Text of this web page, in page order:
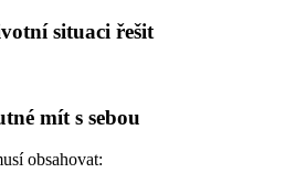
situaci řešit
mít s sebou
obsahovat: